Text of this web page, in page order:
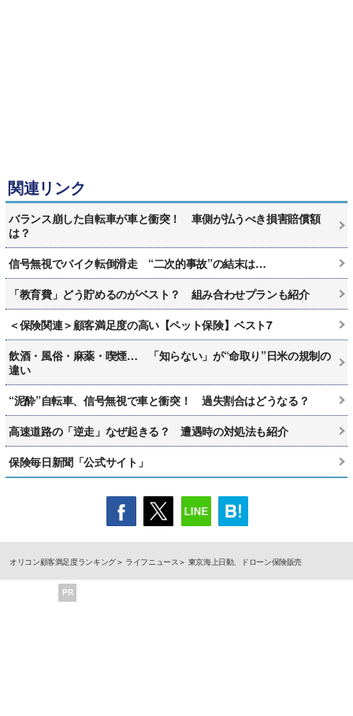
関連リンク
バランス崩した自転車が車と衝突！ 車側が払うべき損害賠償額
は？
信号無視でバイク転倒滑走 “二次的事故”の結末は…
「教育費」どう貯めるのがベスト？ 組み合わせプランも紹介
＜保険関連＞顧客満足度の高い【ペット保険】ベスト7
飲酒・風俗・麻薬・喫煙… 「知らない」が“命取り”日米の規制の
違い
“泥酔”自転車、信号無視で車と衝突！ 過失割合はどうなる？
高速道路の「逆走」なぜ起きる？ 遭遇時の対処法も紹介
保険毎日新聞「公式サイト」
オリコン顧客満足度ランキング ライフニュース 東京海上日動、ドローン保険販売
PR